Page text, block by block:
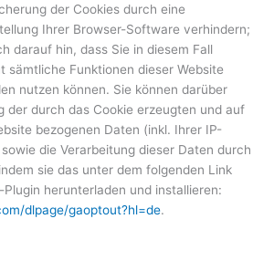
der Cookies durch eine
Ihrer Browser-Software verhindern;
darauf hin, dass Sie in diesem Fall
sämtliche Funktionen dieser Website
nutzen können. Sie können darüber
der durch das Cookie erzeugten und auf
bezogenen Daten (inkl. Ihrer IP-
die Verarbeitung dieser Daten durch
sie das unter dem folgenden Link
herunterladen und installieren:
dlpage/gaoptout?hl=de.